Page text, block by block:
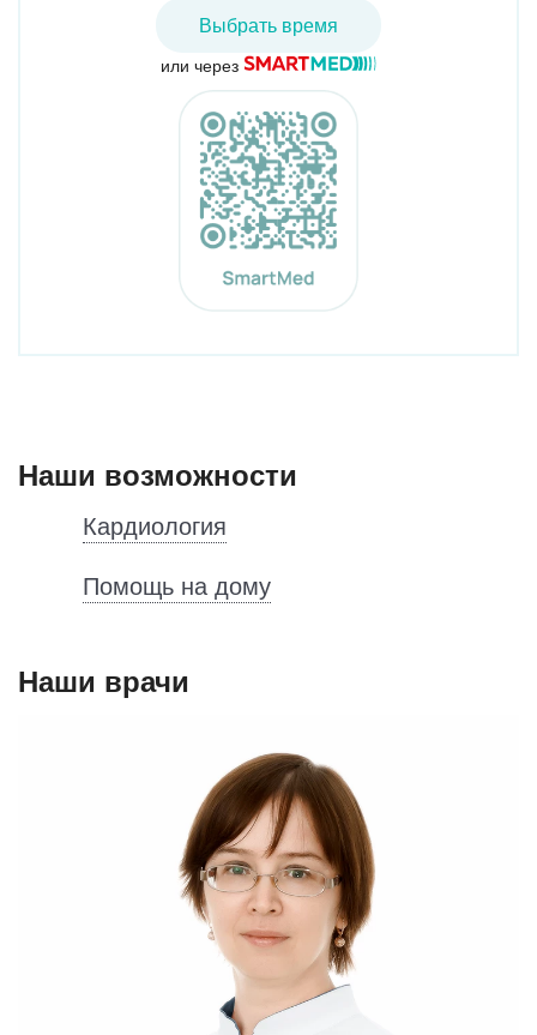
Выбрать время
или через
Наши возможности
Кардиология
Помощь на дому
Наши врачи